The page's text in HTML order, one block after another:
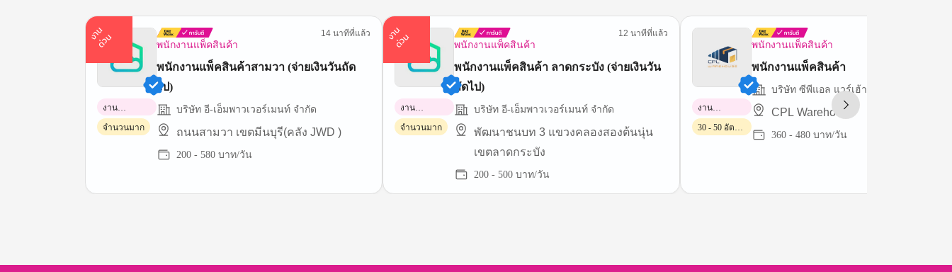
ง
า
น
ด่
ว
น พนักงานแพ็คสินค้า
14 นาทีที่แล้ว
พนักงานแพ็คสินค้าสามวา (จ่ายเงินวันถัด
ไป)
บริษัท อี-เอ็มพาวเวอร์เมนท์ จำกัด
ถนนสามวา เขตมีนบุรี(คลัง JWD )
200 - 580 บาท/วัน
งาน
พาร์ทไทม์
จำนวนมาก
ง
า
น
ด่
ว
น พนักงานแพ็คสินค้า
12 นาทีที่แล้ว
พนักงานแพ็คสินค้า ลาดกระบัง (จ่ายเงินวัน
ถัดไป)
บริษัท อี-เอ็มพาวเวอร์เมนท์ จำกัด
พัฒนาชนบท 3 แขวงคลองสองต้นนุ่น
เขตลาดกระบัง
200 - 500 บาท/วัน
งาน
พาร์ทไทม์
จำนวนมาก
พนักงานแพ็คสินค้า
พนักงานแพ็คสินค้า
บริษัท ซีพีแอล แวร์เฮ้าส์ จำกัด
CPL Warehouse
360 - 480 บาท/วัน
งาน
พาร์ทไทม์
30 - 50 อัตรา/